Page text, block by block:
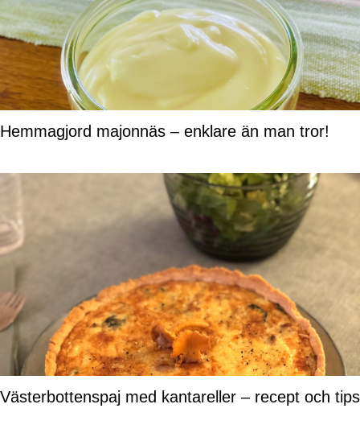
Hemmagjord majonnäs – enklare än man tror!
Västerbottenspaj med kantareller – recept och tips